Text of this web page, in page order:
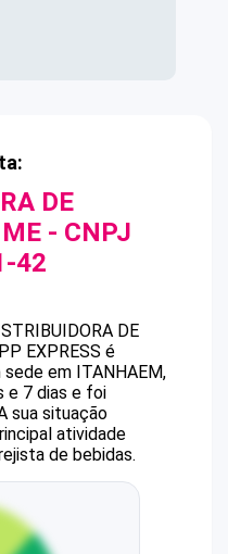
DE
- CNPJ
42
DE
EXPRESS é
sede em ITANHAEM,
e 7 dias e foi
sua situação
atividade
de bebidas.